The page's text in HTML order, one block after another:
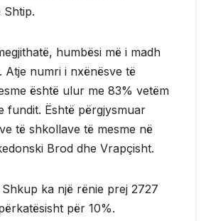
Shtip.
humbësi më i madh
Atje numri i nxënësve të
është ulur me 83% vetëm
fundit. Është përgjysmuar
të shkollave të mesme në
Brod dhe Vrapçisht.
ka një rënie prej 2727
për 10%.